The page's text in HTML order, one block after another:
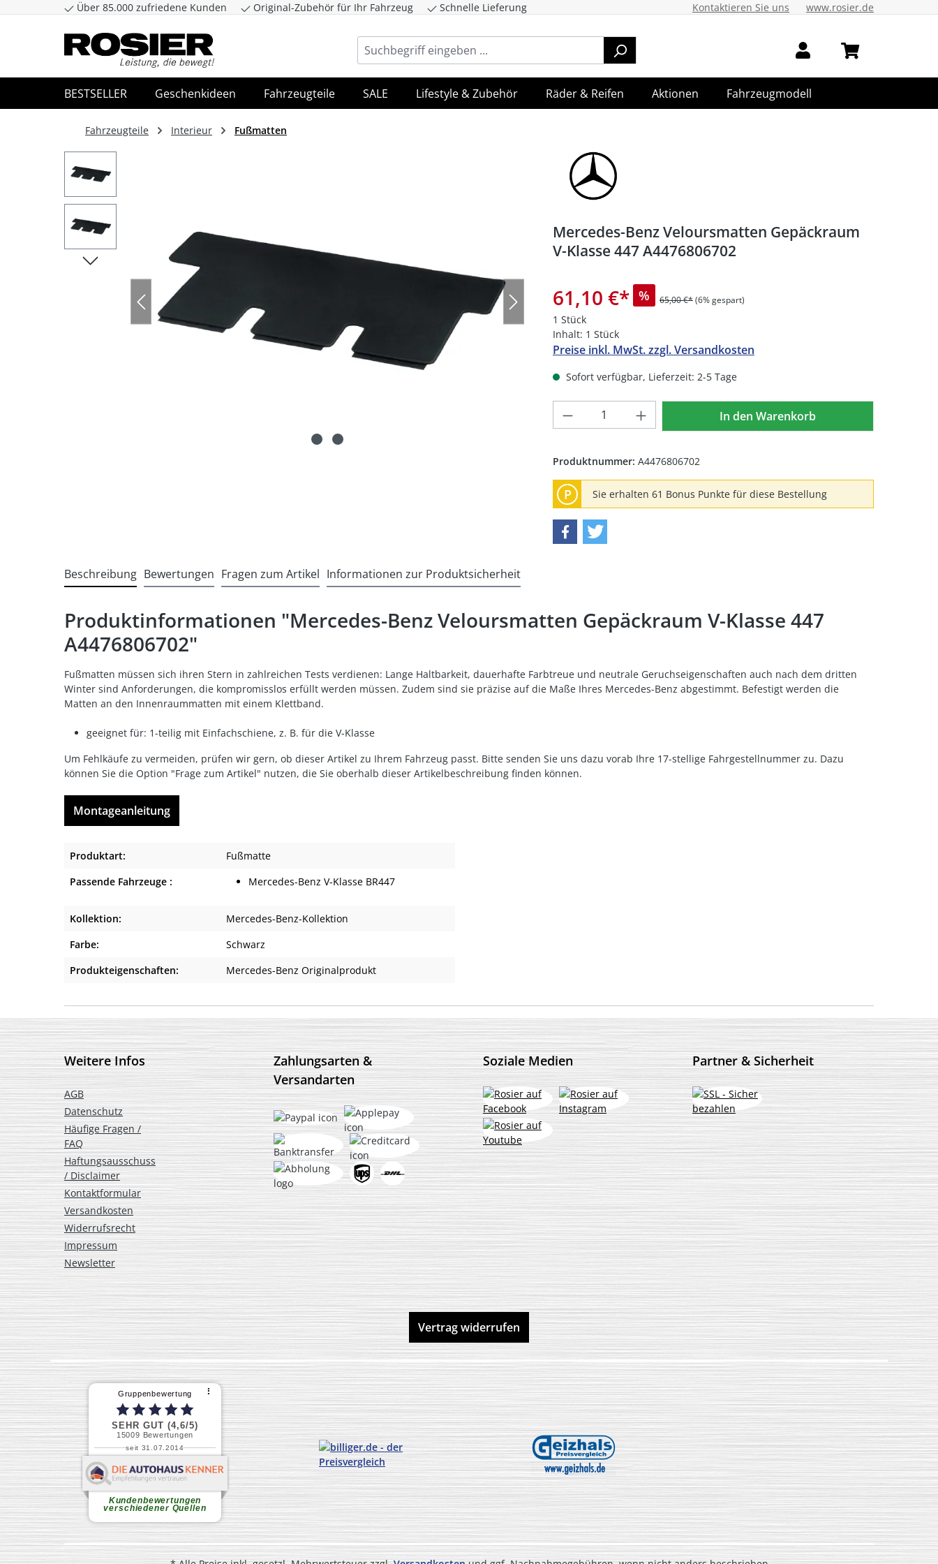
Zum Hauptinhalt springen Zur Suche springen Zur Hauptnavigation springen
Über 85.000 zufriedene Kunden Original-Zubehör für Ihr Fahrzeug Schnelle Lieferung Kontaktieren Sie uns www.rosier.de
BESTSELLER Geschenkideen Fahrzeugteile SALE Lifestyle & Zubehör Räder & Reifen Aktionen Fahrzeugmodell
Fahrzeugteile Interieur Fußmatten
Mercedes-Benz Veloursmatten Gepäckraum
V-Klasse 447 A4476806702
61,10 €* % 65,00 €*(6% gespart)
1 Stück
Inhalt: 1 Stück
Preise inkl. MwSt. zzgl. Versandkosten
Sofort verfügbar, Lieferzeit: 2-5 Tage
Produkt Anzahl: Gib den gewünschten Wert
In den Warenkorb
Produktnummer: A4476806702
P Sie erhalten 61 Bonus Punkte für diese Bestellung
Beschreibung Bewertungen Fragen zum Artikel Informationen zur Produktsicherheit
Produktinformationen "Mercedes-Benz Veloursmatten Gepäckraum V-Klasse 447
A4476806702"
Fußmatten müssen sich ihren Stern in zahlreichen Tests verdienen: Lange Haltbarkeit, dauerhafte Farbtreue und neutrale Geruchseigenschaften auch nach dem dritten
Winter sind Anforderungen, die kompromisslos erfüllt werden müssen. Zudem sind sie präzise auf die Maße Ihres Mercedes-Benz abgestimmt. Befestigt werden die
Matten an den Innenraummatten mit einem Klettband.
geeignet für: 1-teilig mit Einfachschiene, z. B. für die V-Klasse
Um Fehlkäufe zu vermeiden, prüfen wir gern, ob dieser Artikel zu Ihrem Fahrzeug passt. Bitte senden Sie uns dazu vorab Ihre 17-stellige Fahrgestellnummer zu. Dazu
können Sie die Option "Frage zum Artikel" nutzen, die Sie oberhalb dieser Artikelbeschreibung finden können.
Montageanleitung
Produktart:
Fußmatte
Passende Fahrzeuge :
Mercedes-Benz V-Klasse BR447
Kollektion:
Mercedes-Benz-Kollektion
Farbe:
Schwarz
Produkteigenschaften:
Mercedes-Benz Originalprodukt
Weitere Infos
AGB
Datenschutz
Häufige Fragen /
FAQ
Haftungsausschuss
/ Disclaimer
Kontaktformular
Versandkosten
Widerrufsrecht
Impressum
Newsletter
Zahlungsarten &
Versandarten
Soziale Medien Partner & Sicherheit
Vertrag widerrufen